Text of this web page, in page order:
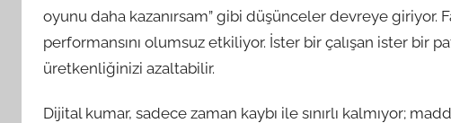
oyunu daha kazanırsam” gibi düşünceler devreye giriyor.
performansını olumsuz etkiliyor. İster bir çalışan ister bir
üretkenliğinizi azaltabilir.
Dijital kumar, sadece zaman kaybı ile sınırlı kalmıyor;